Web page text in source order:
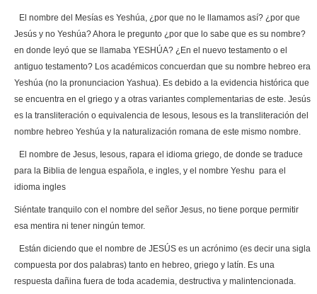
El nombre del Mesías es Yeshúa, ¿por que no le llamamos así? ¿por que
Jesús y no Yeshúa? Ahora le pregunto ¿por que lo sabe que es su nombre?
en donde leyó que se llamaba YESHÚA? ¿En el nuevo testamento o el
antiguo testamento? Los académicos concuerdan que su nombre hebreo era
Yeshúa (no la pronunciacion Yashua). Es debido a la evidencia histórica que
se encuentra en el griego y a otras variantes complementarias de este. Jesús
es la transliteración o equivalencia de Iesous, Iesous es la transliteración del
nombre hebreo Yeshúa y la naturalización romana de este mismo nombre.
El nombre de Jesus, Iesous, rapara el idioma griego, de donde se traduce
para la Biblia de lengua española, e ingles, y el nombre Yeshu para el
idioma ingles
Siéntate tranquilo con el nombre del señor Jesus, no tiene porque permitir
esa mentira ni tener ningún temor.
Están diciendo que el nombre de JESÚS es un acrónimo (es decir una sigla
compuesta por dos palabras) tanto en hebreo, griego y latín. Es una
respuesta dañina fuera de toda academia, destructiva y malintencionada.